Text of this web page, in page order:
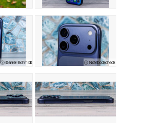
ⓘ Daniel Schmidt ⓘ Notebookcheck